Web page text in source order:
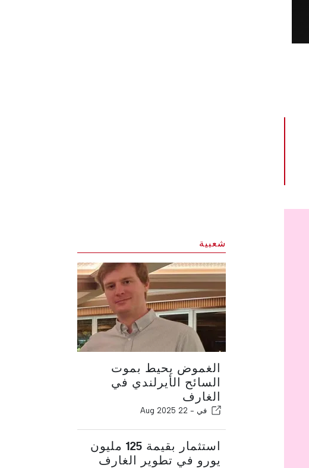
شعبية
الغموض يحيط بموت
السائح الأيرلندي في
الغارف
في - 22 Aug 2025
استثمار بقيمة 125 مليون
يورو في تطوير الغارف